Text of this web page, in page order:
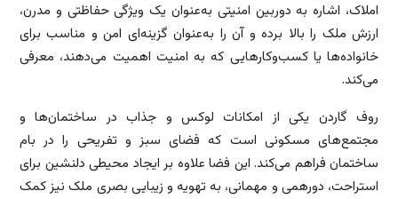
املاک، اشاره به دوربین امنیتی به‌عنوان یک ویژگی حفاظتی و مدرن،
ارزش ملک را بالا برده و آن را به‌عنوان گزینه‌ای امن و مناسب برای
خانواده‌ها یا کسب‌وکارهایی که به امنیت اهمیت می‌دهند، معرفی
می‌کند.
روف گاردن یکی از امکانات لوکس و جذاب در ساختمان‌ها و
مجتمع‌های مسکونی است که فضای سبز و تفریحی را در بام
ساختمان فراهم می‌کند. این فضا علاوه بر ایجاد محیطی دلنشین برای
استراحت، دورهمی و مهمانی، به تهویه و زیبایی بصری ملک نیز کمک